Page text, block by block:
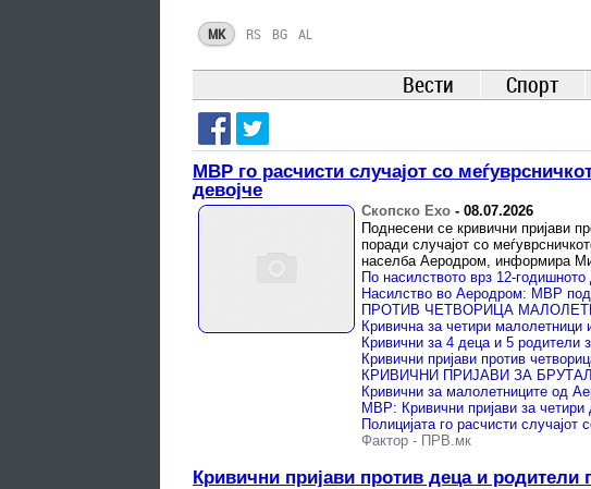
MK RS BG AL
Вести Спорт
МВР го расчисти случајот со
девојче
Скопско Ехо - 08.07.2026
Поднесени се кривични пријави
поради случајот со
населба Аеродром, информира
Фактор - ПРВ.мк
Кривични пријави против деца и родители